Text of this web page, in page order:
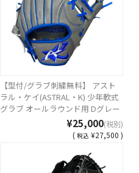
【型付/グラブ刺繍無料】 アスト
ラル・ケイ(ASTRAL・K) 少年軟式
グラブ オールラウンド用 Dグレー
ステアレザー 日本製 AST-25JLO-
DGRAY [ 型付け無料 少年軟式グラ
ブ刺繍1ヶ所無料(単色のみ)※縁取
り・影付きの場合、1ヶ所+3300円
¥25,000(税別)
( 税込 ¥27,500 )